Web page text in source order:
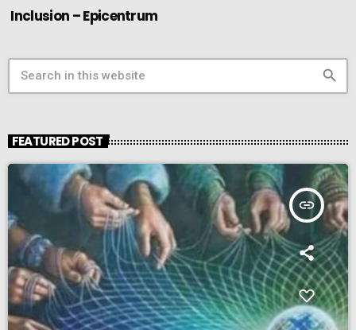
Inclusion – Epicentrum
search
FEATURED POST
insert_link